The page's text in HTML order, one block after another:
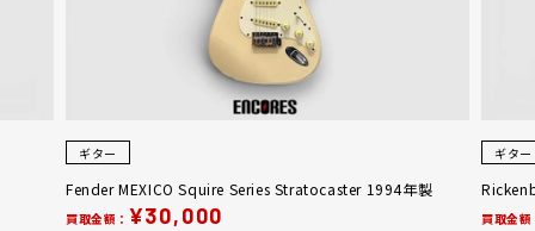
ギター
Fender MEXICO Squire Series Stratocaster 1994年製
買取金額： ¥30,000
ギター
買取金額